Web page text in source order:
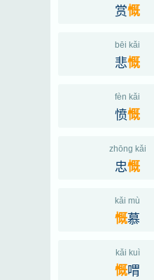
赏慨
bēi kǎi
悲慨
fèn kǎi
愤慨
zhōng kǎi
忠慨
kǎi mù
慨慕
kǎi kuì
慨喟